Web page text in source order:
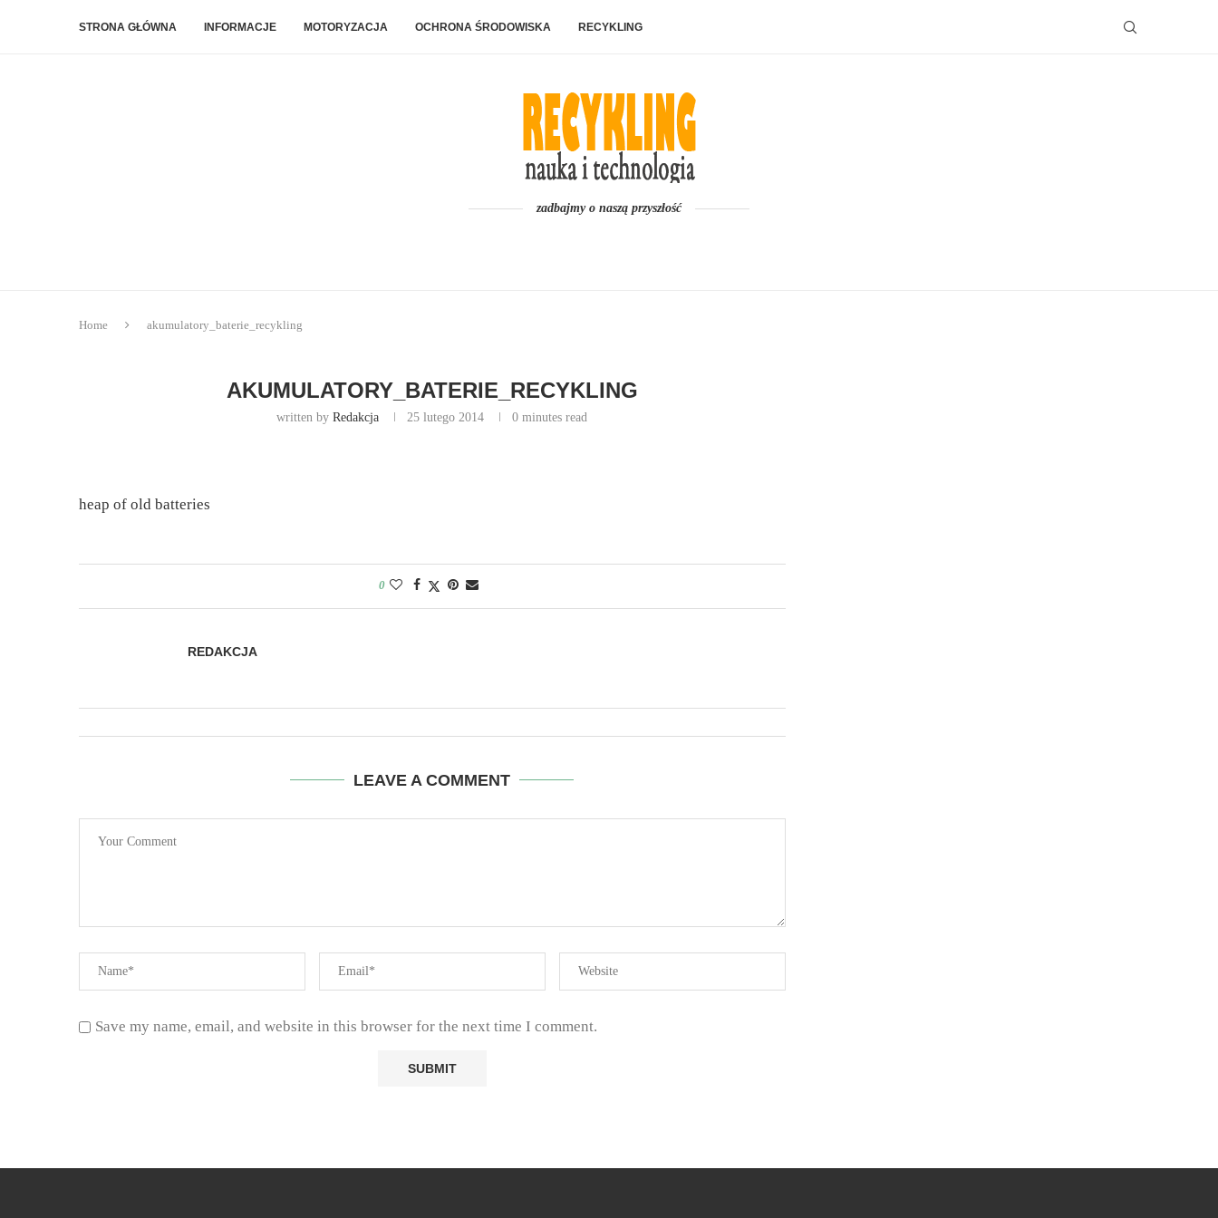
STRONA GŁÓWNA INFORMACJE MOTORYZACJA OCHRONA ŚRODOWISKA RECYKLING
zadbajmy o naszą przyszłość
Home akumulatory_baterie_recykling
AKUMULATORY_BATERIE_RECYKLING
written byRedakcja 25 lutego 2014 0 minutes read
heap of old batteries
0
REDAKCJA
LEAVE A COMMENT
Save my name, email, and website in this browser for the next time I comment.